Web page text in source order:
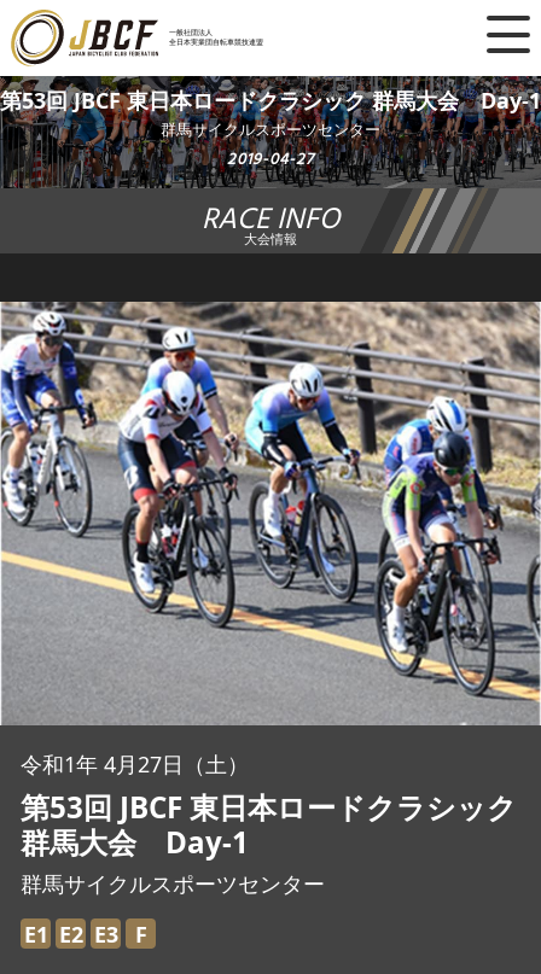
一般社団法人
全日本実業団自転車競技連盟
×
ニュース
レース日程
ランキング
チーム・選手
競技ガイド
加盟・登録
エントリー
JBCF ROAD SERIESとは
第53回 JBCF 東日本ロードクラシック 群馬大会 Day-1
群馬サイクルスポーツセンター
2019-04-27
RACE INFO
大会情報
令和1年 4月27日（土）
第53回 JBCF 東日本ロードクラシック
群馬大会 Day-1
群馬サイクルスポーツセンター
E1 E2 E3 F